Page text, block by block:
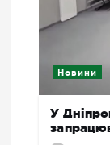
Новини
У